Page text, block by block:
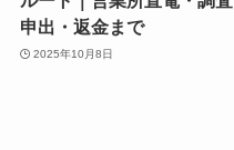
申出・返金まで
2025年10月8日